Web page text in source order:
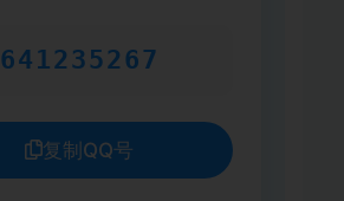
641235267
复制QQ号